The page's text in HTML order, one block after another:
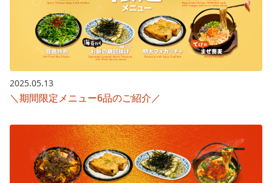
2025.05.13
＼期間限定メニュー6品のご紹介／